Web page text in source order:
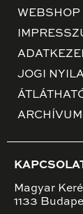
WEBSHOP
JOGI
ARCHÍVUM
Magyar
1133